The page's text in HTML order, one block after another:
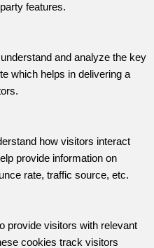
features.
and analyze the key
which helps in delivering a
how visitors interact
provide information on
rate, traffic source, etc.
provide visitors with relevant
cookies track visitors